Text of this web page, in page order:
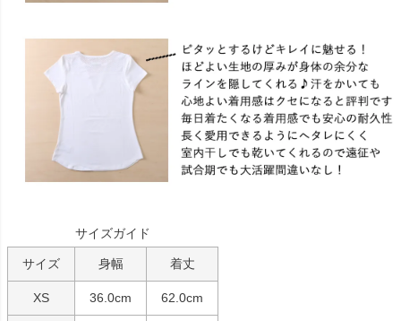
サイズガイド
サイズ 身幅 着丈
XS 36.0cm 62.0cm